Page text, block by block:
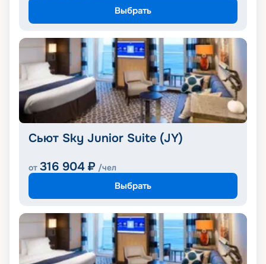
Выбрать
Сьют Sky Junior Suite (JY)
от 316 904 ₽ /чел
Выбрать